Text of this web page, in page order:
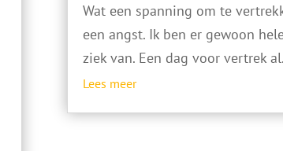
Wat een spanning om te
een angst. Ik ben er gewoon
ziek van. Een dag voor vertrek
Lees meer